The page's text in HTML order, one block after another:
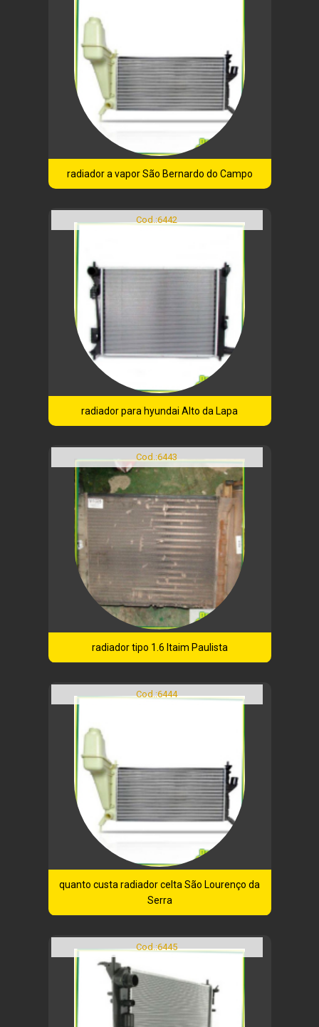
radiador a vapor São Bernardo do Campo
Cod.:6442
radiador para hyundai Alto da Lapa
Cod.:6443
radiador tipo 1.6 Itaim Paulista
Cod.:6444
quanto custa radiador celta São Lourenço da
Serra
Cod.:6445